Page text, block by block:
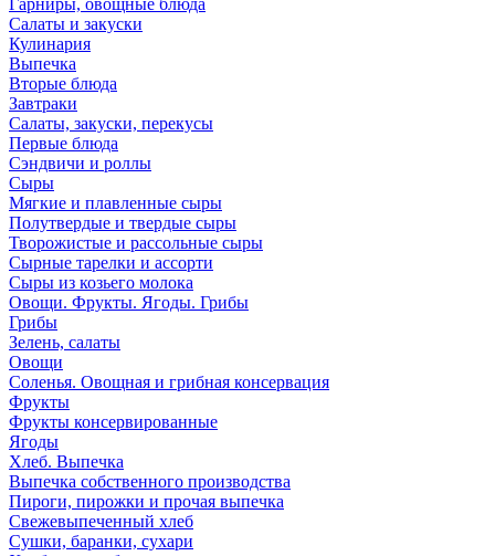
Гарниры, овощные блюда
Салаты и закуски
Кулинария
Выпечка
Вторые блюда
Завтраки
Салаты, закуски, перекусы
Первые блюда
Сэндвичи и роллы
Сыры
Мягкие и плавленные сыры
Полутвердые и твердые сыры
Творожистые и рассольные сыры
Сырные тарелки и ассорти
Сыры из козьего молока
Овощи. Фрукты. Ягоды. Грибы
Грибы
Зелень, салаты
Овощи
Соленья. Овощная и грибная консервация
Фрукты
Фрукты консервированные
Ягоды
Хлеб. Выпечка
Выпечка собственного производства
Пироги, пирожки и прочая выпечка
Свежевыпеченный хлеб
Сушки, баранки, сухари